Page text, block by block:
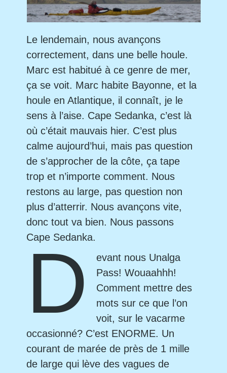
Le lendemain, nous avançons
correctement, dans une belle houle.
Marc est habitué à ce genre de mer,
ça se voit. Marc habite Bayonne, et la
houle en Atlantique, il connaît, je le
sens à l’aise. Cape Sedanka, c’est là
où c’était mauvais hier. C’est plus
calme aujourd’hui, mais pas question
de s’approcher de la côte, ça tape
trop et n’importe comment. Nous
restons au large, pas question non
plus d’atterrir. Nous avançons vite,
donc tout va bien. Nous passons
Cape Sedanka.
D
evant nous Unalga
Pass! Wouaahhh!
Comment mettre des
mots sur ce que l’on
voit, sur le vacarme
occasionné? C’est ENORME. Un
courant de marée de près de 1 mille
de large qui lève des vagues de